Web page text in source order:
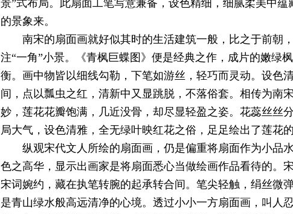
景”式布局。此扇面工笔写意兼备，设色精细，细腻柔美中
的景象来。
南宋的扇面画就好似其时的生活建筑一般，比之于前朝
注“一角”小景。《青枫巨蝶图》便是经典之作，成片的嫩绿
衡。画中物皆以细线勾勒，下笔如游丝，轻巧而灵动。设色
间，点以瓢虫之红，清新中又显跳脱，不落俗套。相传为南
妙，莲花花瓣饱满，几近没骨，却尽显轻盈之姿。花蕊丝丝
局大气，设色清雅，全无绿叶映红花之俗，足足绘出了莲花的
纵观宋代文人所绘的扇面画，仍是偏重将扇面作为小品
色之高华，显示出画家是将扇面悉心当做绘画作品看待的。
宋词婉约，藏在执笔转腕的起承转合间。笔尖轻触，绢丝微
是青山绿水般高远清净的心境。透过小小一方扇面画，叫人